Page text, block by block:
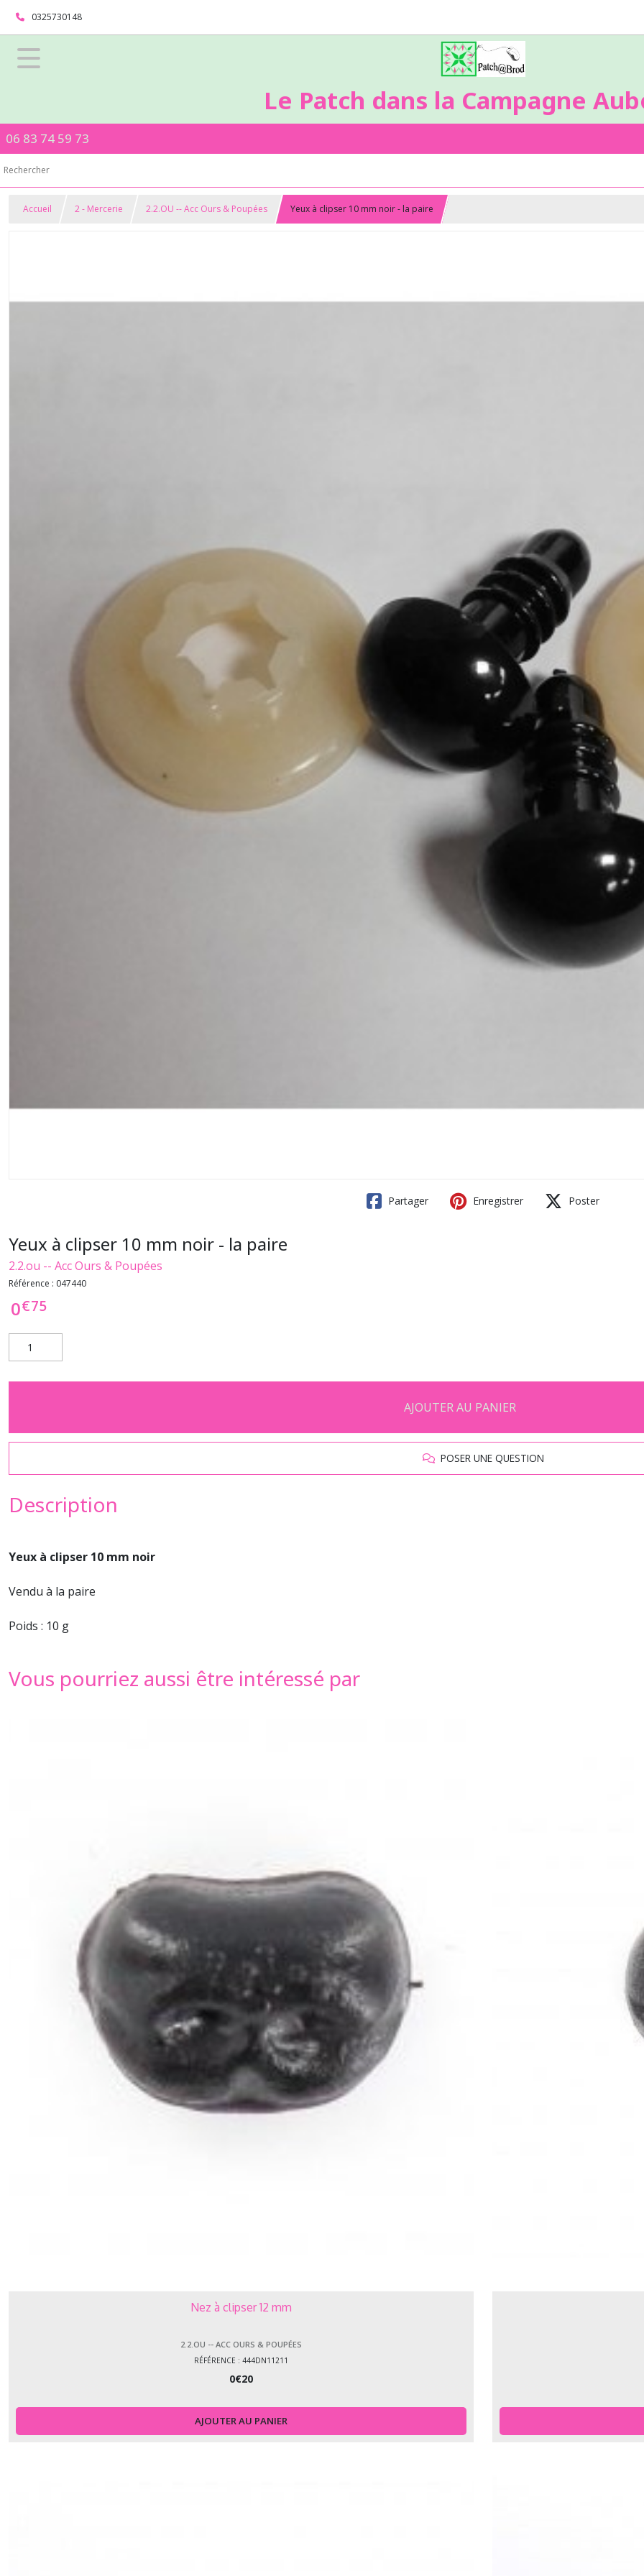
0325730148
Le Patch dans la Campagne
06 83 74 59 73
Accueil 2 - Mercerie 2.2.OU -- Acc Ours & Poupées Yeux à clipser 10 mm noir - la paire
Partager Enregistrer Poster
Yeux à clipser 10 mm noir - la paire
2.2.ou -- Acc Ours & Poupées
Référence : 047440
0€75
AJOUTER AU PANIER
POSER UNE QUESTION
Description
Yeux à clipser 10 mm noir
Vendu à la paire
Poids : 10 g
Vous pourriez aussi être intéressé par
Nez à clipser 12 mm
2.2.OU -- ACC OURS & POUPÉES
RÉFÉRENCE : 444DN11211
0€20
AJOUTER AU PANIER